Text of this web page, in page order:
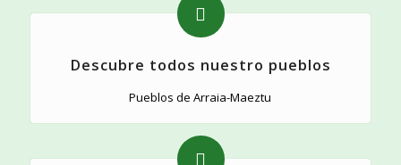
Descubre todos nuestro pueblos
Pueblos de Arraia-Maeztu